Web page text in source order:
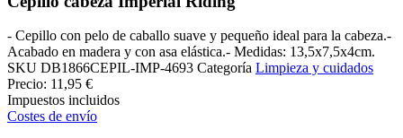
- Cepillo con pelo de caballo suave y pequeño ideal para la cabeza.-
Acabado en madera y con asa elástica.- Medidas: 13,5x7,5x4cm.
SKU DB1866CEPIL-IMP-4693 Categoría Limpieza y cuidados
Precio: 11,95 €
Impuestos incluidos
Costes de envío